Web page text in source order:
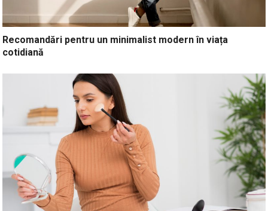
Recomandări pentru un minimalist modern în viața
cotidiană